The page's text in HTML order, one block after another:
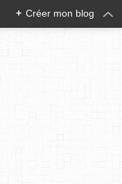
+ Créer mon blog